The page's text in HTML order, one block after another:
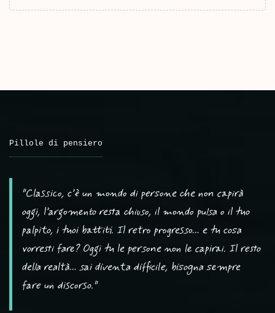
Pillole di pensiero
"Classico, c’è un mondo di persone che non capirà
oggi, l’argomento resta chiuso, il mondo pulsa o il tuo
palpito, i tuoi battiti. Il retro progresso… e tu cosa
vorresti fare? Oggi tu le persone non le capirai. Il resto
della realtà… sai diventa difficile, bisogna sempre
fare un discorso."